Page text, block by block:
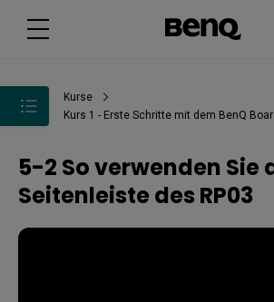
Kurse
Kurs 1 - Erste Schritte mit dem BenQ
5-2 So verwenden Sie
Seitenleiste des RP03